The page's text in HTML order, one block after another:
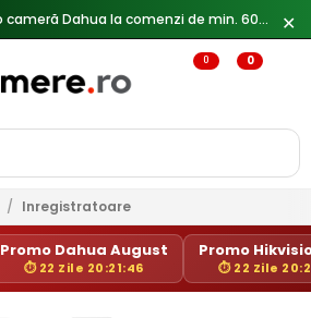
✕
0 0
/ Inregistratoare
Promo Dahua August
⏱ 22 Zile 20:21:46
Promo
⏱ 22 Zile